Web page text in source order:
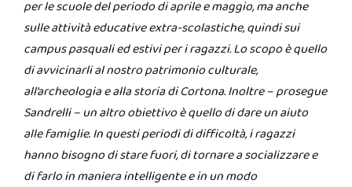
per le scuole del periodo di aprile e maggio, ma anche
sulle attività educative extra-scolastiche, quindi sui
campus pasquali ed estivi per i ragazzi. Lo scopo è quello
di avvicinarli al nostro patrimonio culturale,
all’archeologia e alla storia di Cortona. Inoltre – prosegue
Sandrelli – un altro obiettivo è quello di dare un aiuto
alle famiglie. In questi periodi di difficoltà, i ragazzi
hanno bisogno di stare fuori, di tornare a socializzare e
di farlo in maniera intelligente e in un modo